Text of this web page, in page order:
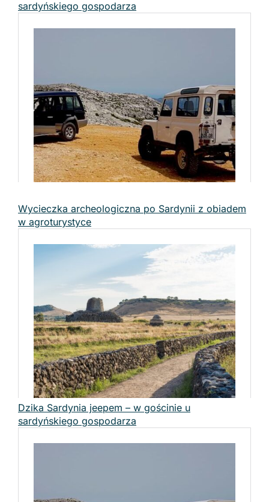
sardyńskiego gospodarza
Wycieczka archeologiczna po Sardynii z obiadem
w agroturystyce
Dzika Sardynia jeepem – w gościnie u
sardyńskiego gospodarza